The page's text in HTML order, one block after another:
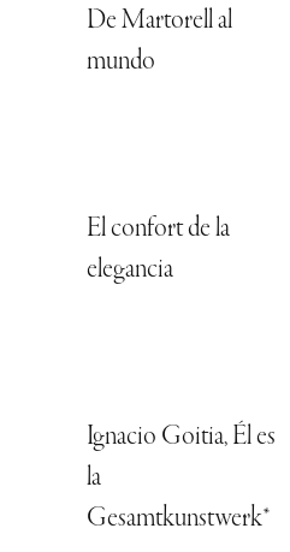
De Martorell al
mundo
El confort de la
elegancia
Ignacio Goitia, Él es
la
Gesamtkunstwerk*